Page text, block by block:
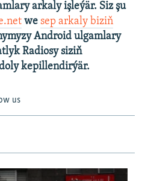
arkaly işleýär. Siz şu
we sep arkaly biziň
Android ulgamlary
Radiosy siziň
kepillendirýär.
us